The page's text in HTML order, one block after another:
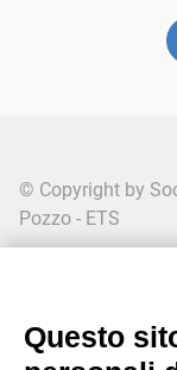
© Copyright by
Pozzo - ETS
società di mutuo
Via San Gregorio
Questo